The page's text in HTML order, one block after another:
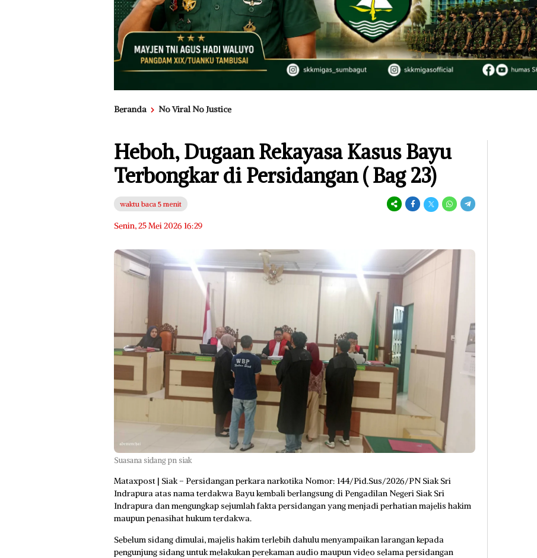
Beranda No Viral No Justice
Heboh, Dugaan Rekayasa Kasus Bayu
Terbongkar di Persidangan ( Bag 23)
waktu baca 5 menit
Senin, 25 Mei 2026 16:29
Suasana sidang pn siak
Mataxpost | Siak – Persidangan perkara narkotika Nomor: 144/Pid.Sus/2026/PN Siak Sri
Indrapura atas nama terdakwa Bayu kembali berlangsung di Pengadilan Negeri Siak Sri
Indrapura dan mengungkap sejumlah fakta persidangan yang menjadi perhatian majelis hakim
maupun penasihat hukum terdakwa.
Sebelum sidang dimulai, majelis hakim terlebih dahulu menyampaikan larangan kepada
pengunjung sidang untuk melakukan perekaman audio maupun video selama persidangan